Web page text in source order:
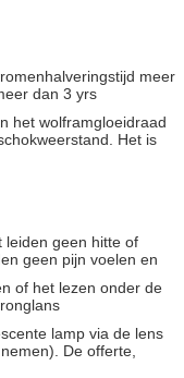
meer
dan 3 yrs
het wolframgloeidraad
Het is
leiden geen hitte of
geen pijn voelen en
of het lezen onder de
lamp via de lens
De offerte,